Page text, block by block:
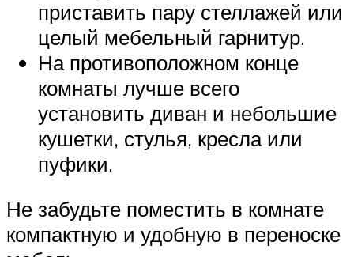
приставить пару стеллажей или
целый мебельный гарнитур.
На противоположном конце
комнаты лучше всего
установить диван и небольшие
кушетки, стулья, кресла или
пуфики.
Не забудьте поместить в комнате
компактную и удобную в переноске